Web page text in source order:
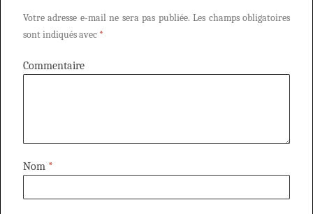
Votre adresse e-mail ne sera pas publiée. Les champs obligatoires
sont indiqués avec *
Commentaire
Nom *